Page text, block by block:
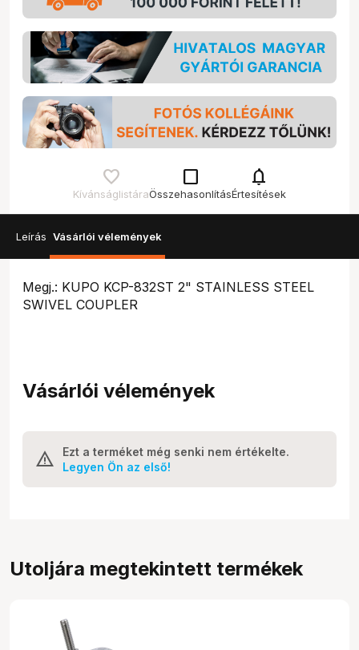
Kívánságlistára
check_box_outline_blank
Összehasonlítás
notifications
Értesítések
Leírás Vásárlói vélemények
Megj.: KUPO KCP-832ST 2" STAINLESS STEEL
SWIVEL COUPLER
Vásárlói vélemények
Ezt a terméket még senki nem értékelte.
Legyen Ön az első!
Utoljára megtekintett termékek